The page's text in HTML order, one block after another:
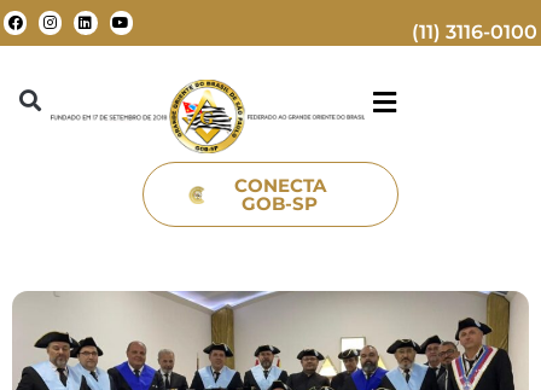
(11) 3116-0100
CONECTA
GOB-SP